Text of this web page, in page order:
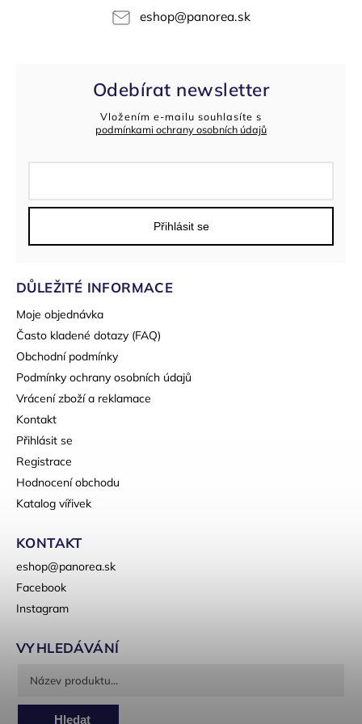
eshop@panorea.sk
Odebírat newsletter
Vložením e-mailu souhlasíte s
podmínkami ochrany osobních údajů
Přihlásit se
DŮLEŽITÉ INFORMACE
Moje objednávka
Často kladené dotazy (FAQ)
Obchodní podmínky
Podmínky ochrany osobních údajů
Vrácení zboží a reklamace
Kontakt
Přihlásit se
Registrace
Hodnocení obchodu
Katalog vířivek
KONTAKT
eshop@panorea.sk
Facebook
Instagram
VYHLEDÁVÁNÍ
Hledat